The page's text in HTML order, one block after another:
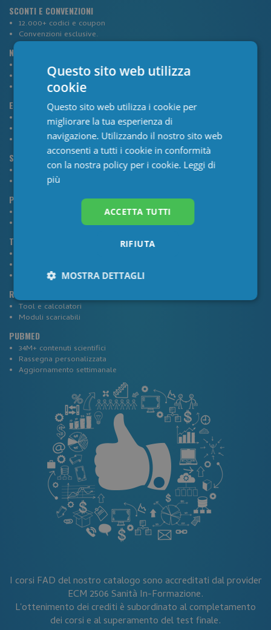
SCONTI E CONVENZIONI
12.000+ codici e coupon
Convenzioni esclusive.
NEWS E APPROFONDIMENTI
Formati innovativi
Webinar
Newsletter settimanale
ELENCO PROFESSIONISTI SANITARI
Profilo e visibilità online
Networking
Condivisione competenze
SERVIZI ASSICURATIVI
Consulenze, analisi polizze, valutazione sinistri
Polizza di Tutela Legale
PROGRAMMA FEDELTÀ PREMIATI
TELEMEDICINA
Pagamenti digitali
RISORSE
Tool e calcolatori
Moduli scaricabili
PUBMED
34M+ contenuti scientifici
Rassegna personalizzata
Aggiornamento settimanale
I corsi FAD del nostro catalogo sono accreditati dal provider
ECM 2506 Sanità In-Formazione.
L'ottenimento dei crediti è subordinato al completamento
dei corsi e al superamento del test finale.
Questo sito web utilizza
cookie
Questo sito web utilizza i cookie per
migliorare la tua esperienza di
navigazione. Utilizzando il nostro sito web
acconsenti a tutti i cookie in conformità
con la nostra policy per i cookie. Leggi di
più
ACCETTA TUTTI
RIFIUTA
MOSTRA DETTAGLI
Necessari Statistici Marketing
Preferenze
Necessari Statistici
Marketing
Preferenze
Non classificati
I cookie necessari contribuiscono a rendere fruibile il
sito web abilitandone funzionalità di base quali la
navigazione sulle pagine e l'accesso alle aree
protette del sito. Il sito web non è in grado di
funzionare correttamente senza questi cookie.